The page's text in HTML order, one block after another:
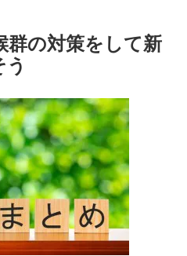
群の対策をして新